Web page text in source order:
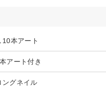
本アート
アート付き
グネイル